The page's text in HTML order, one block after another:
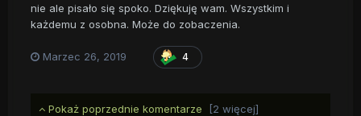
nie ale pisało się spoko. Dziękuję wam. Wszystkim i
każdemu z osobna. Może do zobaczenia.
Marzec 26, 2019 4
Pokaż poprzednie komentarze [2 więcej]